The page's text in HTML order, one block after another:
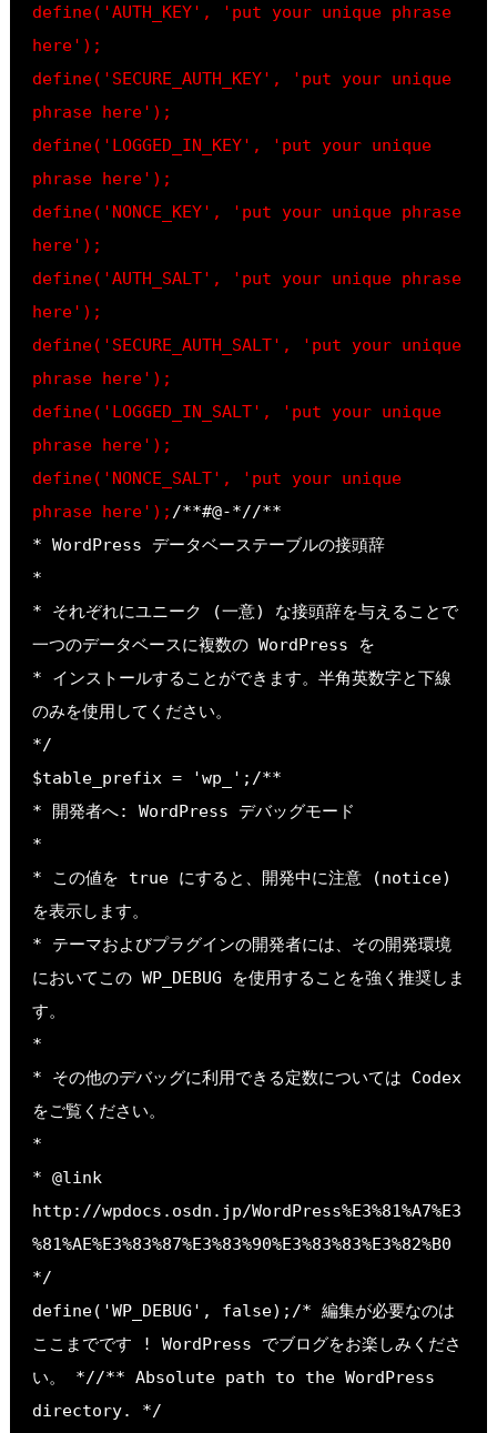
define('AUTH_KEY', 'put your unique phrase
here');
define('SECURE_AUTH_KEY', 'put your unique
phrase here');
define('LOGGED_IN_KEY', 'put your unique
phrase here');
define('NONCE_KEY', 'put your unique phrase
here');
define('AUTH_SALT', 'put your unique phrase
here');
define('SECURE_AUTH_SALT', 'put your unique
phrase here');
define('LOGGED_IN_SALT', 'put your unique
phrase here');
define('NONCE_SALT', 'put your unique
phrase here'); /**#@-*//**
* WordPress データベーステーブルの接頭辞
*
* それぞれにユニーク (一意) な接頭辞を与えることで
一つのデータベースに複数の WordPress を
* インストールすることができます。半角英数字と下線
のみを使用してください。
*/
$table_prefix = 'wp_';/**
* 開発者へ: WordPress デバッグモード
*
* この値を true にすると、開発中に注意 (notice)
を表示します。
* テーマおよびプラグインの開発者には、その開発環境
においてこの WP_DEBUG を使用することを強く推奨しま
す。
*
* その他のデバッグに利用できる定数については Codex
をご覧ください。
*
* @link
http://wpdocs.osdn.jp/WordPress%E3%81%A7%E3
%81%AE%E3%83%87%E3%83%90%E3%83%83%E3%82%B0
*/
define('WP_DEBUG', false);/* 編集が必要なのは
ここまでです ! WordPress でブログをお楽しみくださ
い。 *//** Absolute path to the WordPress
directory. */